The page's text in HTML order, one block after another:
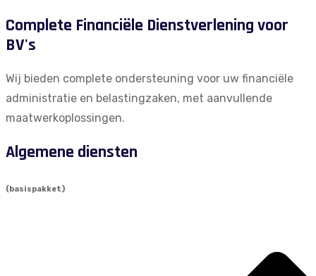
Complete Financiële Dienstverlening voor
BV's
Wij bieden complete ondersteuning voor uw financiële
administratie en belastingzaken, met aanvullende
maatwerkoplossingen.
Algemene diensten
(basispakket)